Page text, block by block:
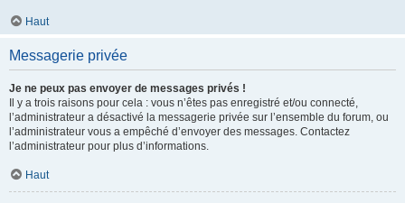
Haut
Messagerie privée
Je ne peux pas envoyer de messages privés !
Il y a trois raisons pour cela : vous n’êtes pas enregistré et/ou connecté,
l’administrateur a désactivé la messagerie privée sur l’ensemble du forum, ou
l’administrateur vous a empêché d’envoyer des messages. Contactez
l’administrateur pour plus d’informations.
Haut